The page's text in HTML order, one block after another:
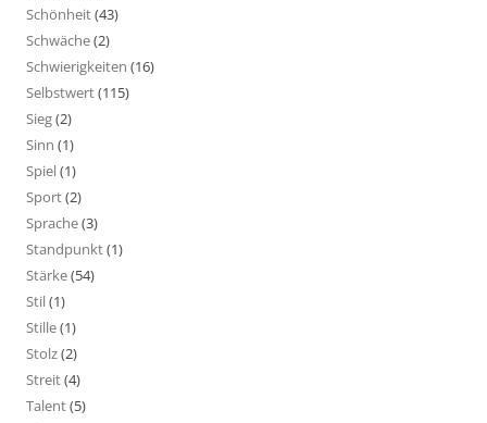
Schönheit(43)
Schwäche(2)
Schwierigkeiten (16)
Selbstwert(115)
Sieg(2)
Sinn (1)
Spiel(1)
Sport(2)
Sprache(3)
Standpunkt(1)
Stärke(54)
Stil(1)
Stille(1)
Stolz(2)
Streit(4)
Talent(5)